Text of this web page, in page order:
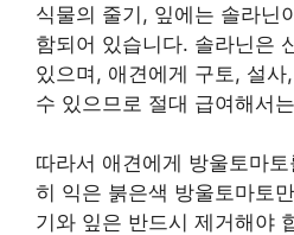
식물의 줄기, 잎에는 솔라닌
함되어 있습니다. 솔라닌은
있으며, 애견에게 구토, 설
수 있으므로 절대 급여해서
따라서 애견에게 방울토마
히 익은 붉은색 방울토마토
기와 잎은 반드시 제거해야